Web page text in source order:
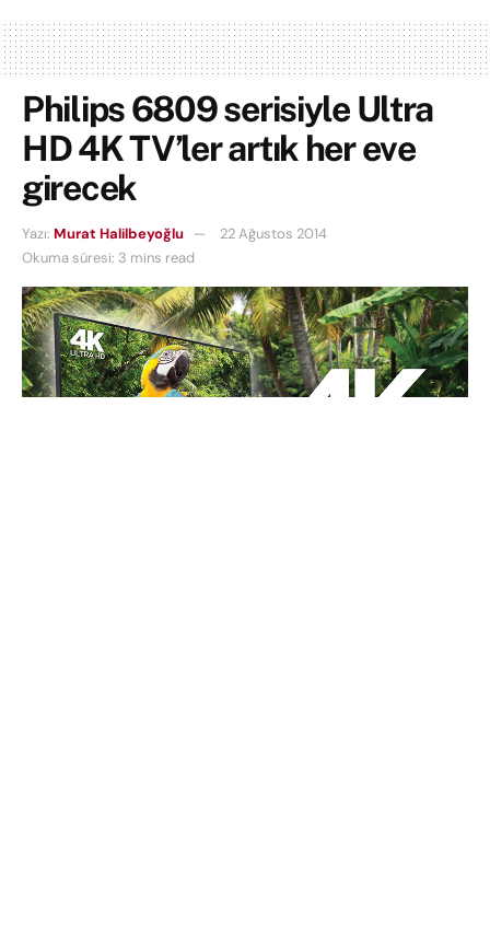
Philips 6809 serisiyle Ultra
HD 4K TV’ler artık her eve
girecek
Yazı: Murat Halilbeyoğlu
22 Ağustos 2014
Okuma süresi: 3 mins read